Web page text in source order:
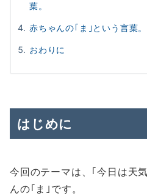
葉。
赤ちゃんの｢ま｣という言葉。
おわりに
はじめに
今回のテーマは、｢今日は天
んの｢ま｣です。